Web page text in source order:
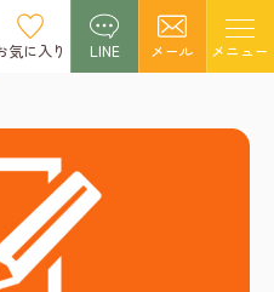
気に入り LINE メール メニュー
談ください(^_^)